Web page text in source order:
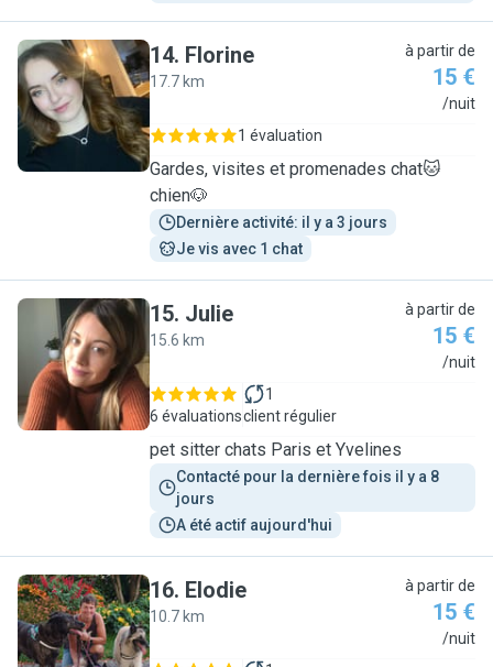
F
14. Florine
17.7 km
à partir de
15 €
/nuit
1 évaluation
Gardes, visites et promenades chat🐱
chien🐶
Dernière activité: il y a 3 jours
Je vis avec 1 chat
J
15. Julie
15.6 km
à partir de
15 €
/nuit
6 évaluations
1
client régulier
pet sitter chats Paris et Yvelines
Contacté pour la dernière fois il y a 8
jours
A été actif aujourd'hui
E
16. Elodie
10.7 km
à partir de
15 €
/nuit